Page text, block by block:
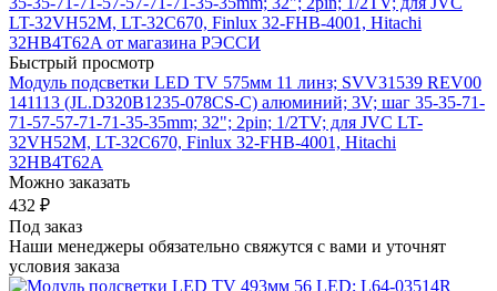
Быстрый просмотр
Модуль подсветки LED TV 575мм 11 линз; SVV31539 REV00
141113 (JL.D320B1235-078CS-C) алюминий; 3V; шаг 35-35-71-
71-57-57-71-71-35-35mm; 32"; 2pin; 1/2TV; для JVC LT-
32VH52M, LT-32C670, Finlux 32-FHB-4001, Hitachi
32HB4T62A
Можно заказать
432 ₽
Под заказ
Наши менеджеры обязательно свяжутся с вами и уточнят
условия заказа